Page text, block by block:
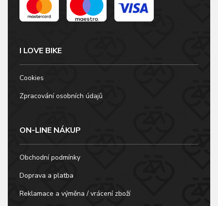
Materiál použitý na
výrobu tohoto rámu
I LOVE BIKE
Cookies
Zpracování osobních údajů
ON-LINE NÁKUP
Obchodní podmínky
Doprava a platba
Reklamace a výměna / vrácení zboží